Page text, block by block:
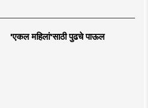
'एकल महिलां'साठी पुढचे पाऊल